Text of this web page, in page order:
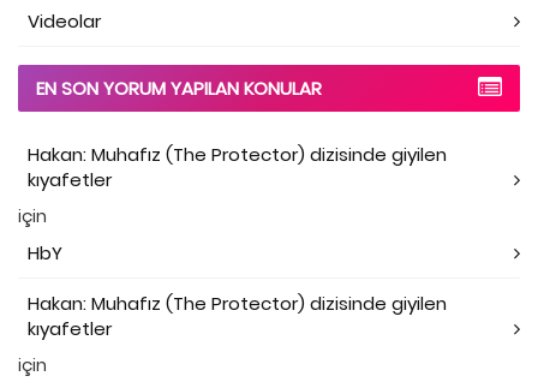
Videolar
EN SON YORUM YAPILAN KONULAR
Hakan: Muhafız (The Protector) dizisinde giyilen
kıyafetler
için
HbY
Hakan: Muhafız (The Protector) dizisinde giyilen
kıyafetler
için